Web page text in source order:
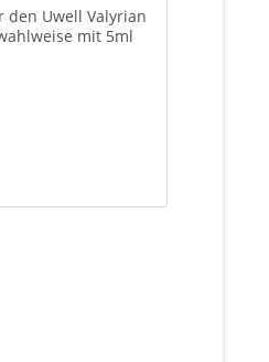
den Uwell Valyrian
mit 5ml